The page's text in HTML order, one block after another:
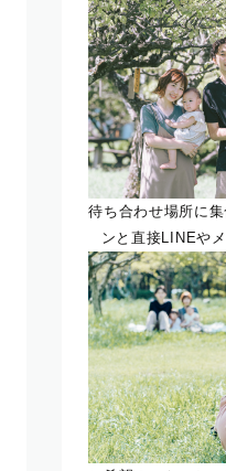
待ち合わせ場所に
ンと直接LINEや